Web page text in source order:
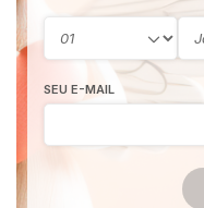
SEU E-MAIL